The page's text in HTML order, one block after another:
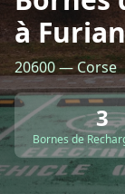
à
20600 — Corse
3
Bornes de